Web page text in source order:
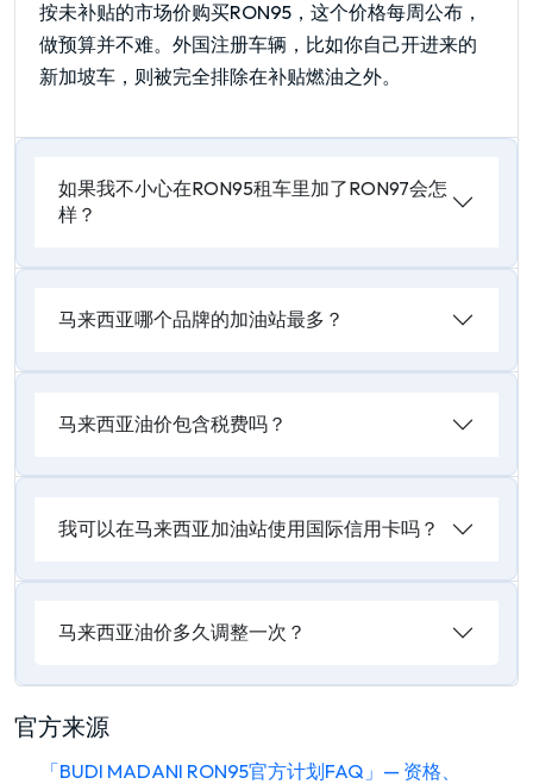
按未补贴的市场价购买RON95，这个价格每周公布，
做预算并不难。外国注册车辆，比如你自己开进来的
新加坡车，则被完全排除在补贴燃油之外。
如果我不小心在RON95租车里加了RON97会怎
样？
马来西亚哪个品牌的加油站最多？
马来西亚油价包含税费吗？
我可以在马来西亚加油站使用国际信用卡吗？
马来西亚油价多久调整一次？
官方来源
「BUDI MADANI RON95官方计划FAQ」— 资格、